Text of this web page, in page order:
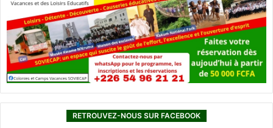
RETROUVEZ-NOUS SUR FACEBOOK